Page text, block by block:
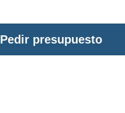
Pedir presupuesto